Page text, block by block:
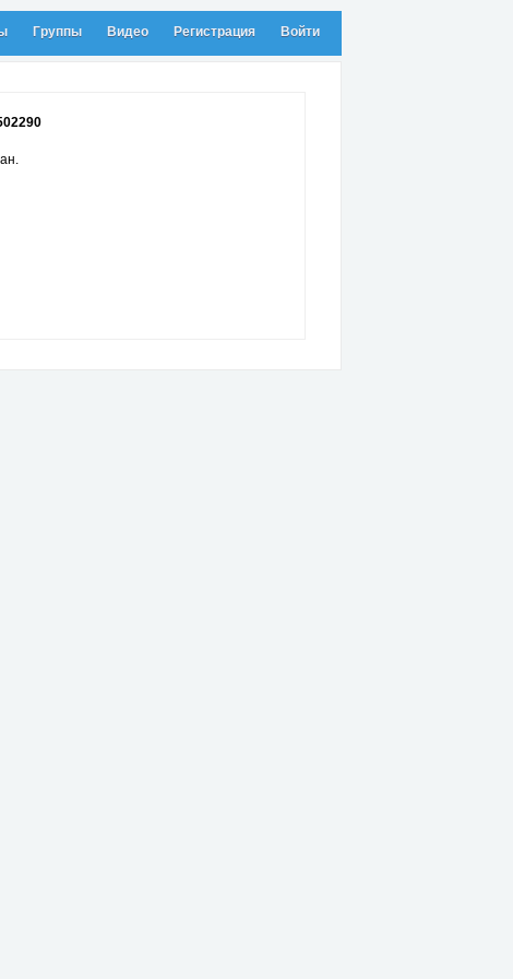
Группы Видео Регистрация Войти